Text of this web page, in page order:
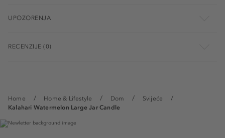
Home Home & Lifestyle Dom
Svijeće
Kalahari Watermelon Large Jar Candle
UPOZORENJA
RECENZIJE (0)